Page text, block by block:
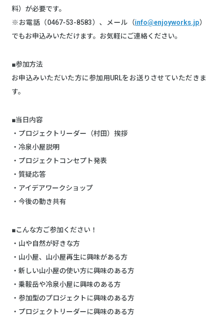
料）が必要です。
※お電話（0467-53-8583）、メール（info@enjoyworks.jp）
でもお申込みいただけます。お気軽にご連絡ください。
■参加方法
お申込みいただいた方に参加用URLをお送りさせていただきま
す。
■当日内容
・プロジェクトリーダー（村田）挨拶
・冷泉小屋説明
・プロジェクトコンセプト発表
・質疑応答
・アイデアワークショップ
・今後の動き共有
■こんな方ご参加ください！
・山や自然が好きな方
・山小屋、山小屋再生に興味がある方
・新しい山小屋の使い方に興味のある方
・乗鞍岳や冷泉小屋に興味のある方
・参加型のプロジェクトに興味のある方
・プロジェクトリーダーに興味のある方